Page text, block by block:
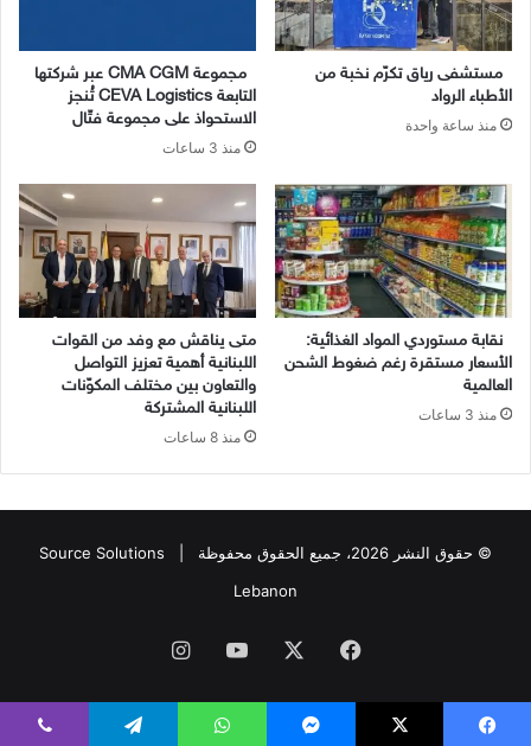
مستشفى رياق تكرّم نخبة من
الأطباء الرواد
منذ ساعة واحدة
مجموعة CMA CGM عبر شركتها
التابعة CEVA Logistics تُنجز
الاستحواذ على مجموعة فتّال
منذ 3 ساعات
نقابة مستوردي المواد الغذائية:
الأسعار مستقرة رغم ضغوط الشحن
العالمية
منذ 3 ساعات
متى يناقش مع وفد من القوات
اللبنانية أهمية تعزيز التواصل
والتعاون بين مختلف المكوّنات
اللبنانية المشتركة
منذ 8 ساعات
© حقوق النشر 2026، جميع الحقوق محفوظة |
Source Solutions
Lebanon
فيسبوك يوتيوبانستقرام